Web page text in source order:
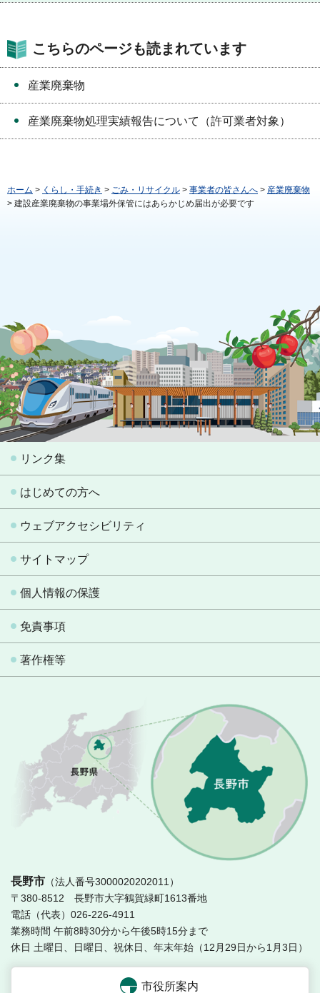
こちらのページも読まれています
産業廃棄物
産業廃棄物処理実績報告について（許可業者対象）
ホーム > くらし・手続き > ごみ・リサイクル > 事業者の皆さんへ > 産業廃棄物
> 建設産業廃棄物の事業場外保管にはあらかじめ届出が必要です
リンク集
はじめての方へ
ウェブアクセシビリティ
サイトマップ
個人情報の保護
免責事項
著作権等
長野市 （法人番号3000020202011）
〒380-8512 長野市大字鶴賀緑町1613番地
電話（代表）026-226-4911
業務時間 午前8時30分から午後5時15分まで
休日 土曜日、日曜日、祝休日、年末年始（12月29日から1月3日）
市役所案内